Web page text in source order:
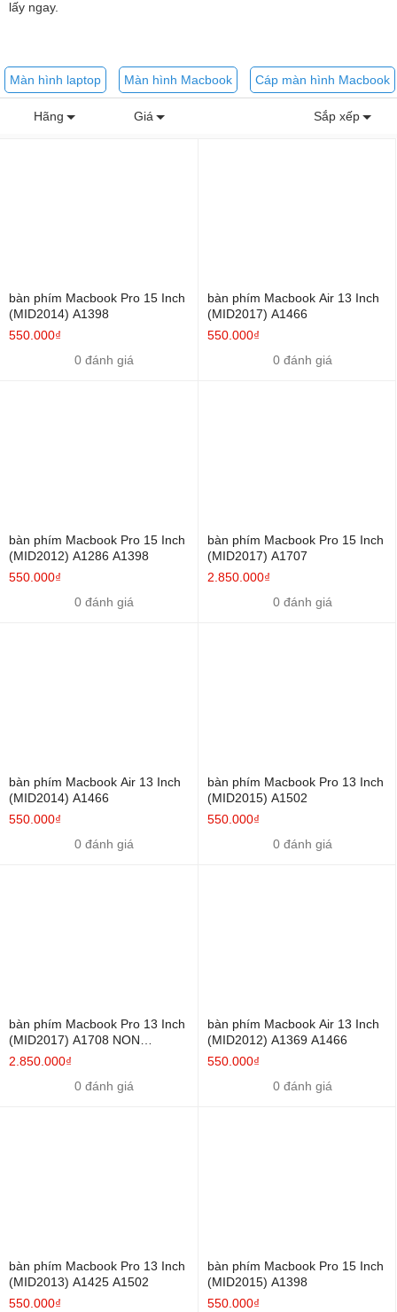
lấy ngay.
Màn hình laptop Màn hình Macbook Cáp màn hình Macbook
Hãng Giá Sắp xếp
bàn phím Macbook Pro 15 Inch
(MID2014) A1398
550.000₫
0 đánh giá
bàn phím Macbook Air 13 Inch
(MID2017) A1466
550.000₫
0 đánh giá
bàn phím Macbook Pro 15 Inch
(MID2012) A1286 A1398
550.000₫
0 đánh giá
bàn phím Macbook Pro 15 Inch
(MID2017) A1707
2.850.000₫
0 đánh giá
bàn phím Macbook Air 13 Inch
(MID2014) A1466
550.000₫
0 đánh giá
bàn phím Macbook Pro 13 Inch
(MID2015) A1502
550.000₫
0 đánh giá
bàn phím Macbook Pro 13 Inch
(MID2017) A1708 NON
TOUCHBAR
2.850.000₫
0 đánh giá
bàn phím Macbook Air 13 Inch
(MID2012) A1369 A1466
550.000₫
0 đánh giá
bàn phím Macbook Pro 13 Inch
(MID2013) A1425 A1502
550.000₫
bàn phím Macbook Pro 15 Inch
(MID2015) A1398
550.000₫